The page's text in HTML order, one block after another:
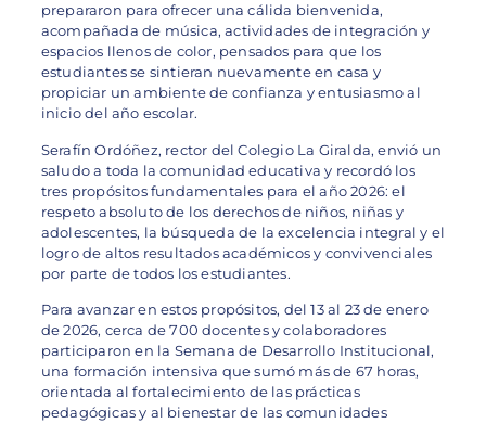
prepararon para ofrecer una cálida bienvenida,
acompañada de música, actividades de integración y
espacios llenos de color, pensados para que los
estudiantes se sintieran nuevamente en casa y
propiciar un ambiente de confianza y entusiasmo al
inicio del año escolar.
Serafín Ordóñez, rector del Colegio La Giralda, envió un
saludo a toda la comunidad educativa y recordó los
tres propósitos fundamentales para el año 2026: el
respeto absoluto de los derechos de niños, niñas y
adolescentes, la búsqueda de la excelencia integral y el
logro de altos resultados académicos y convivenciales
por parte de todos los estudiantes.
Para avanzar en estos propósitos, del 13 al 23 de enero
de 2026, cerca de 700 docentes y colaboradores
participaron en la Semana de Desarrollo Institucional,
una formación intensiva que sumó más de 67 horas,
orientada al fortalecimiento de las prácticas
pedagógicas y al bienestar de las comunidades